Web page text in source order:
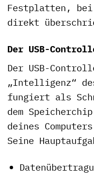
Festplatten, bei
direkt
Der USB-
Der USB-
„Intelligenz“
fungiert als
dem
deines
Seine